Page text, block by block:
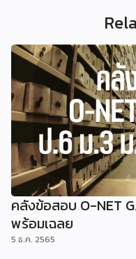
คลังข้อสอบ O-NET
พร้อมเฉลย
5 ธ.ค. 2565